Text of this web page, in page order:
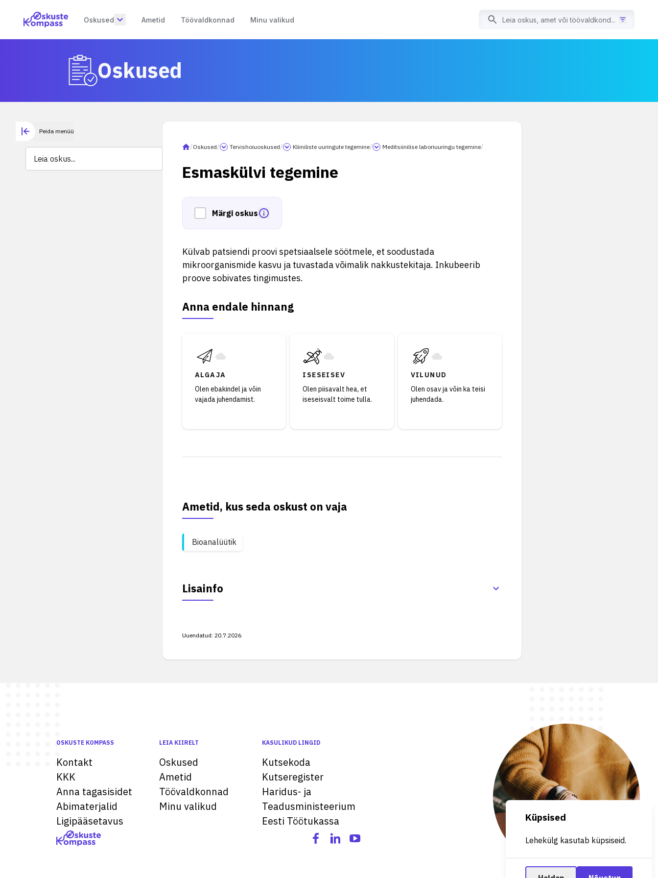
Oskused Ametid Töövaldkonnad Minu valikud
Oskused
Peida menüü
/Oskused/ Tervishoiuoskused/ Kliiniliste uuringute tegemine/ Meditsiinilise laboriuuringu tegemine/
Esmaskülvi tegemine
Märgi oskus
Külvab patsiendi proovi spetsiaalsele söötmele, et soodustada
mikroorganismide kasvu ja tuvastada võimalik nakkustekitaja. Inkubeerib
proove sobivates tingimustes.
Anna endale hinnang
ALGAJA
Olen ebakindel ja võin
vajada juhendamist.
ISESEISEV
Olen piisavalt hea, et
iseseisvalt toime tulla.
VILUNUD
Olen osav ja võin ka teisi
juhendada.
Ametid, kus seda oskust on vaja
Bioanalüütik
Lisainfo
Uuendatud: 20.7.2026
OSKUSTE KOMPASS
Kontakt
KKK
Anna tagasisidet
Abimaterjalid
Ligipääsetavus
LEIA KIIRELT
Oskused
Ametid
Töövaldkonnad
Minu valikud
KASULIKUD LINGID
Kutsekoda
Kutseregister
Haridus- ja
Teadusministeerium
Eesti Töötukassa
Küpsised
Lehekülg kasutab küpsiseid.